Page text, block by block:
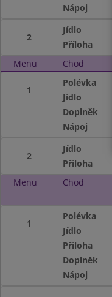
Nápoj
2
Jídlo
Příloha
Menu
Chod
1
Polévka
Jídlo
Doplněk
Nápoj
2
Jídlo
Příloha
Menu
Chod
1
Polévka
Jídlo
Příloha
Doplněk
Nápoj